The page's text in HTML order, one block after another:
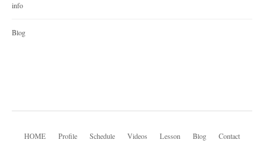
info
Blog
HOME Profile Schedule Videos Lesson Blog Contact